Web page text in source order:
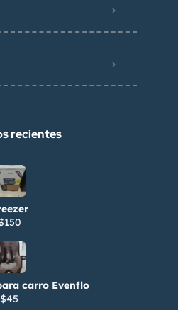
recientes
carro Evenflo
$45